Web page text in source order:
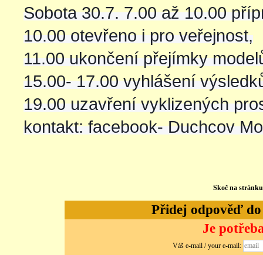
Sobota 30.7. 7.00 až 10.00
10.00 otevřeno i pro veřejnost,
11.00 ukončení přejímky
15.00- 17.00 vyhlášení
19.00 uzavření vyklizených
kontakt: facebook- Duchcov
Skoč na
Přidej odpověď
Je
Váš e-mail / your e-mail: